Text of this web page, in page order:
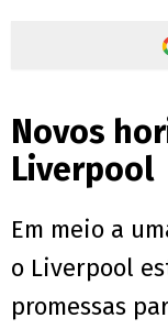
Novos
Liverpool
Em meio a
o Liverpool
promessas